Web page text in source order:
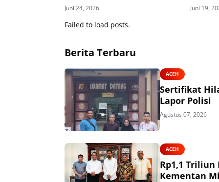
Bantuan untuk Masyarakat
Juni 24, 2026 Juni 19,
Failed to load posts.
Berita Terbaru
ACEH
Sertifikat
Lapor Polisi
Agustus 07, 2026
ACEH
Rp1,1
Kementan